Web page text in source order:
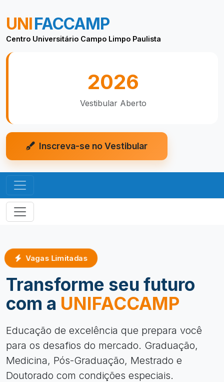
UNIFACCAMP
Centro Universitário Campo Limpo Paulista
2026
Vestibular Aberto
Inscreva-se no Vestibular
Vagas Limitadas
Transforme seu futuro
com a UNIFACCAMP
Educação de excelência que prepara você
para os desafios do mercado. Graduação,
Medicina, Pós-Graduação, Mestrado e
Doutorado com condições especiais.